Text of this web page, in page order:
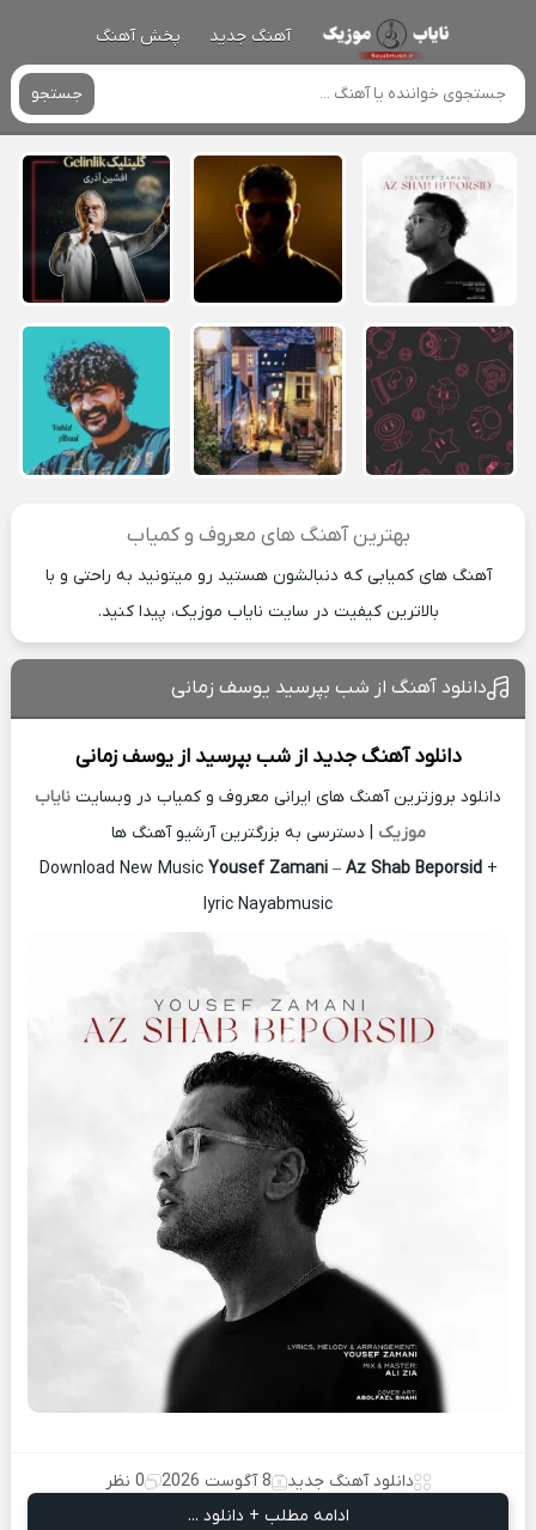
آهنگ جدید پخش آهنگ
جستجو
بهترین آهنگ های معروف و کمیاب
آهنگ های کمیابی که دنبالشون هستید رو میتونید به راحتی و با
بالاترین کیفیت در سایت نایاب موزیک، پیدا کنید.
دانلود آهنگ از شب بپرسید یوسف زمانی
دانلود آهنگ جدید از شب بپرسید ازیوسف زمانی
دانلود بروزترین آهنگ های ایرانی معروف و کمیاب در وبسایت نایاب
موزیک | دسترسی به بزرگترین آرشیو آهنگ ها
Download New Music Yousef Zamani– Az Shab Beporsid+
lyric Nayabmusic
دانلود آهنگ جدید 8 آگوست 2026
0 نظر
ادامه مطلب + دانلود ...